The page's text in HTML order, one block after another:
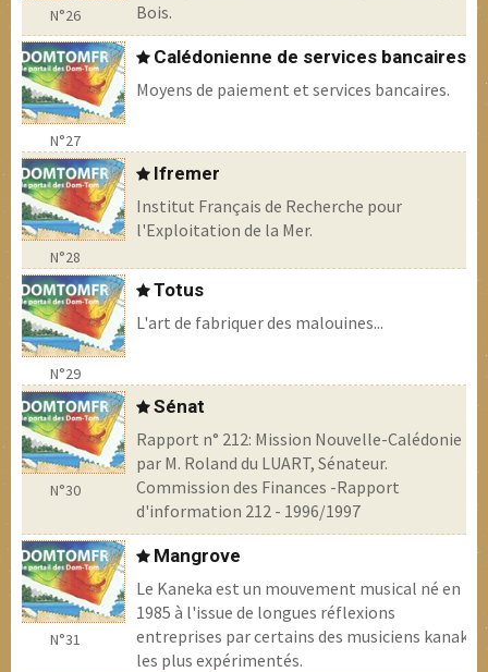
N°26
Bois.
N°27
Calédonienne de services bancaires
Moyens de paiement et services bancaires.
N°28
Ifremer
Institut Français de Recherche pour
l'Exploitation de la Mer.
N°29
Totus
L'art de fabriquer des malouines...
N°30
Sénat
Rapport n° 212: Mission Nouvelle-Calédonie
par M. Roland du LUART, Sénateur.
Commission des Finances -Rapport
d'information 212 - 1996/1997
N°31
Mangrove
Le Kaneka est un mouvement musical né en
1985 à l'issue de longues réflexions
entreprises par certains des musiciens kanak
les plus expérimentés.